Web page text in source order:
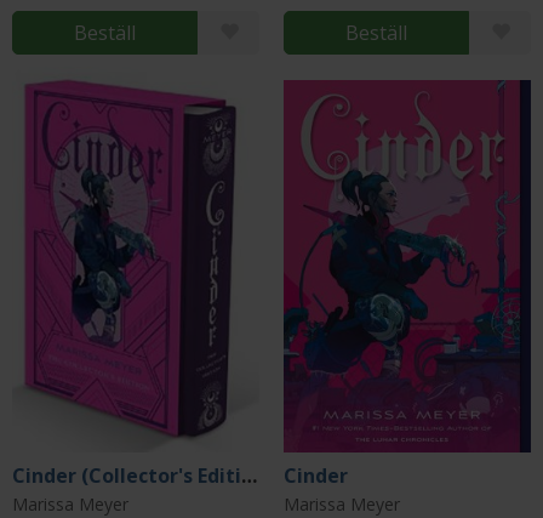
Beställ Beställ
Cinder (Collector's Edition)
Marissa Meyer
Cinder
Marissa Meyer